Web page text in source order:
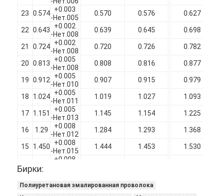
23 0.574 +0.003 0.570 0.576 0.627
-Нет.005
22 0.643 +0.002 0.639 0.645 0.698
-Нет.008
21
0.724 +0.002 0.720 0.726 0.782
-Нет.008
20 0.813 +0.005 0.808 0.816 0.877
-Нет.008
19 0.912 +0.005 0.907 0.915 0.979
-Нет.010
18
1.024 +0.005 1.019 1.027 1.093
-Нет.011
17 1.151 +0.005 1.145 1.154 1.225
-Нет.013
16
1.29 +0.008 1.284 1.293 1.368
-Нет.012
15
1.450 +0.008 1.444 1.453 1.530
-Нет.015
+0.008
-Нет.018
Бирки:
Полиуретановая эмалированная проволока